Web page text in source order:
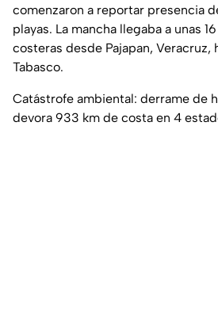
comenzaron a reportar presencia
playas. La mancha llegaba a unas
costeras desde Pajapan, Veracruz,
Tabasco.
Catástrofe ambiental: derrame de
devora 933 km de costa en 4